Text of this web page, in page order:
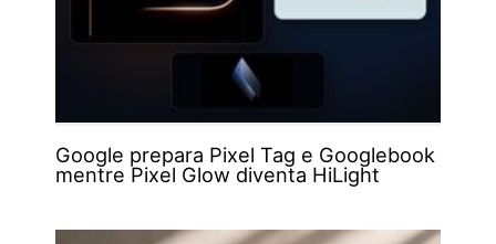
Google prepara Pixel Tag e Googlebook
mentre Pixel Glow diventa HiLight